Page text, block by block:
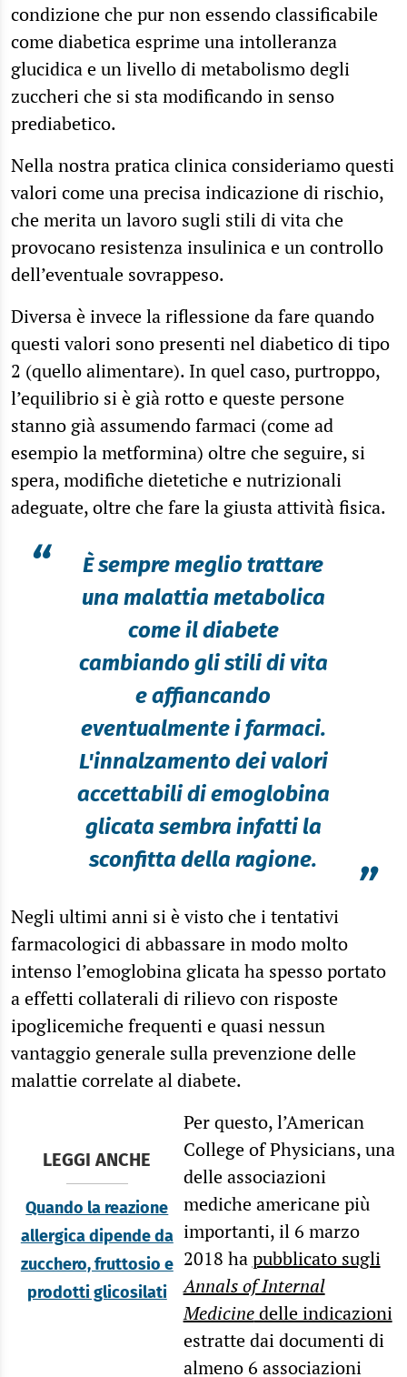
condizione che pur non essendo classificabile
come diabetica esprime una intolleranza
glucidica e un livello di metabolismo degli
zuccheri che si sta modificando in senso
prediabetico.
Nella nostra pratica clinica consideriamo questi
valori come una precisa indicazione di rischio,
che merita un lavoro sugli stili di vita che
provocano resistenza insulinica e un controllo
dell’eventuale sovrappeso.
Diversa è invece la riflessione da fare quando
questi valori sono presenti nel diabetico di tipo
2 (quello alimentare). In quel caso, purtroppo,
l’equilibrio si è già rotto e queste persone
stanno già assumendo farmaci (come ad
esempio la metformina) oltre che seguire, si
spera, modifiche dietetiche e nutrizionali
adeguate, oltre che fare la giusta attività fisica.
“
È sempre meglio trattare
una malattia metabolica
come il diabete
cambiando gli stili di vita
e affiancando
eventualmente i farmaci.
L'innalzamento dei valori
accettabili di emoglobina
glicata sembra infatti la
sconfitta della ragione.
”
Negli ultimi anni si è visto che i tentativi
farmacologici di abbassare in modo molto
intenso l’emoglobina glicata ha spesso portato
a effetti collaterali di rilievo con risposte
ipoglicemiche frequenti e quasi nessun
vantaggio generale sulla prevenzione delle
malattie correlate al diabete.
LEGGI ANCHE
Quando la reazione
allergica dipende da
zucchero, fruttosio e
prodotti glicosilati
Per questo, l’American
College of Physicians, una
delle associazioni
mediche americane più
importanti, il 6 marzo
2018 hapubblicato sugli
Annals of Internal
Medicinedelle indicazioni
estratte dai documenti di
almeno 6 associazioni